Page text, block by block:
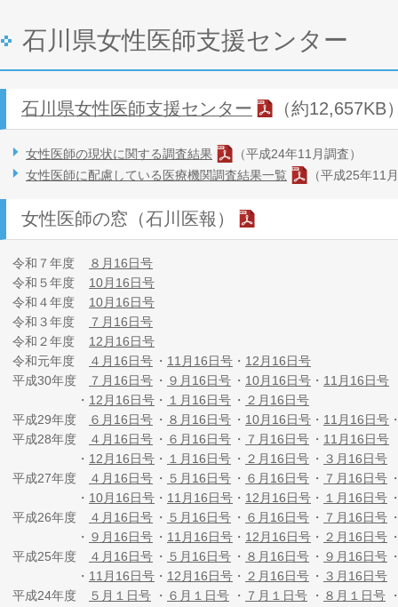
石川県女性医師支援センター
石川県女性医師支援センター （約12,657KB
女性医師の現状に関する調査結果
（平成24年11月調査）
女性医師に配慮している医療機関調査結果一覧
（平成25年11
女性医師の窓（石川医報）
令和７年度
８月16日号
令和５年度
10月16日号
令和４年度
10月16日号
令和３年度
７月16日号
令和２年度
12月16日号
令和元年度
４月16日号 ・ 11月16日号 ・ 12月16日号
平成30年度
７月16日号 ・ ９月16日号 ・ 10月16日号 ・ 11月16日号
・ 12月16日号 ・ １月16日号 ・ ２月16日号
平成29年度
６月16日号 ・ ８月16日号 ・ 10月16日号 ・ 11月16日号
平成28年度
４月16日号 ・ ６月16日号 ・ ７月16日号 ・ 11月16日号
・ 12月16日号 ・ １月16日号 ・ ２月16日号 ・ ３月16日号
平成27年度
４月16日号 ・ ５月16日号 ・ ６月16日号 ・ ７月16日号
・ 10月16日号 ・ 11月16日号 ・ 12月16日号 ・ １月16日号
平成26年度
４月16日号 ・ ５月16日号 ・ ６月16日号 ・ ７月16日号
・ ９月16日号 ・ 11月16日号 ・ 12月16日号 ・ ２月16日号
平成25年度
４月16日号 ・ ５月16日号 ・ ８月16日号 ・ ９月16日号
・ 11月16日号 ・ 12月16日号 ・ ２月16日号 ・ ３月16日号
平成24年度
５月１日号 ・ ６月１日号 ・ ７月１日号 ・ ８月１日号